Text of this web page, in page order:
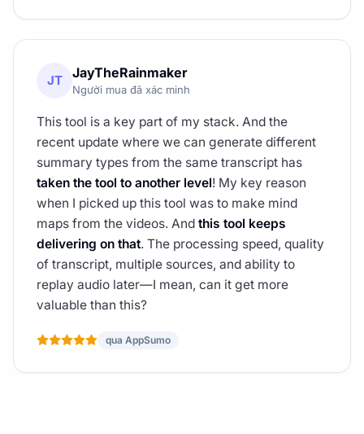
JT JayTheRainmaker
Người mua đã xác minh
This tool is a key part of my stack. And the
recent update where we can generate different
summary types from the same transcript has
taken the tool to another level! My key reason
when I picked up this tool was to make mind
maps from the videos. And this tool keeps
delivering on that. The processing speed, quality
of transcript, multiple sources, and ability to
replay audio later—I mean, can it get more
valuable than this?
qua AppSumo